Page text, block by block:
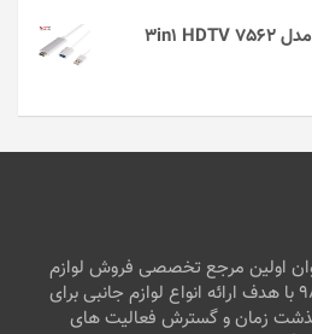
اولین مرجع تخصصی فروش لوازم
جانبی فعالیت خود را از سال ۹۸ با هدف ارائه انواع لوازم جانبی برای
گذشت زمان و گسترش فعالیت های